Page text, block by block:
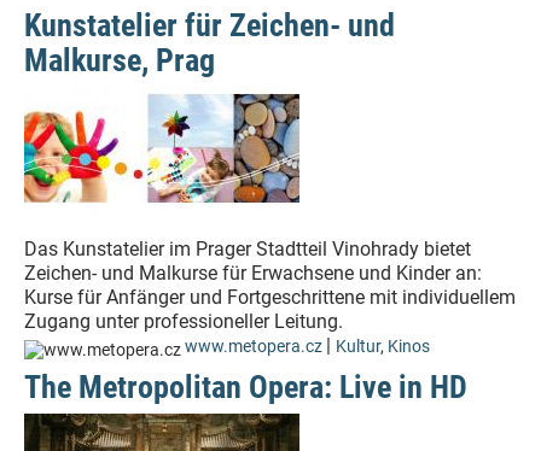
Kunstatelier für Zeichen- und
Malkurse, Prag
Das Kunstatelier im Prager Stadtteil Vinohrady bietet
Zeichen- und Malkurse für Erwachsene und Kinder an:
Kurse für Anfänger und Fortgeschrittene mit individuellem
Zugang unter professioneller Leitung.
www.metopera.cz | Kultur, Kinos
The Metropolitan Opera: Live in HD